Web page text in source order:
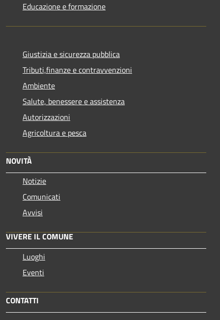
Educazione e formazione
Giustizia e sicurezza pubblica
Tributi,finanze e contravvenzioni
Ambiente
Salute, benessere e assistenza
Autorizzazioni
Agricoltura e pesca
NOVITÀ
Notizie
Comunicati
Avvisi
VIVERE IL COMUNE
Luoghi
Eventi
CONTATTI